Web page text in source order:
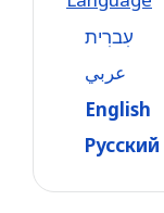
עִברִית
عربي
English
Русский